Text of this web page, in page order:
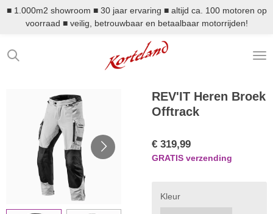
Ga
direct
de
hoofdinhoud
■ 1.000m2 showroom ■ 30 jaar ervaring ■ altijd ca. 100 motoren op
voorraad ■ veilig, betrouwbaar en betaalbaar motorrijden!
REV'IT Heren Broek
Offtrack
€ 319,99
GRATIS verzending
Kleur